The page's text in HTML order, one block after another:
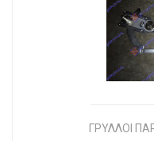
ΓΡΥΛΛΟΙ